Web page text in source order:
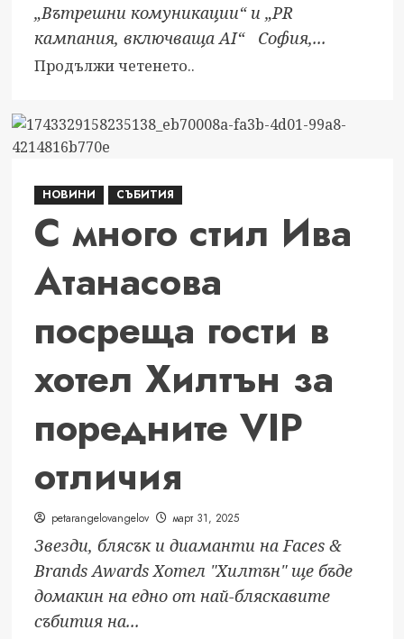
„Вътрешни комуникации“ и „PR
кампания, включваща AI“ София,...
Продължи четенето..Read
Кампания
спечели
две
места
BAPRA
Awards
НОВИНИ СЪБИТИЯ
С много стил Ива
Атанасова
посреща гости в
хотел Хилтън за
поредните VIP
отличия
petarangelovangelov март 31, 2025
Звезди, блясък и диаманти на Faces &
Brands Awards Хотел "Хилтън" ще бъде
домакин на едно от най-бляскавите
събития на...